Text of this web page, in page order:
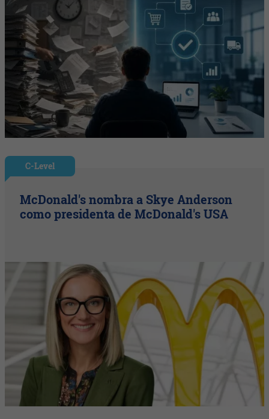
C-Level
McDonald's nombra a Skye Anderson
como presidenta de McDonald's USA